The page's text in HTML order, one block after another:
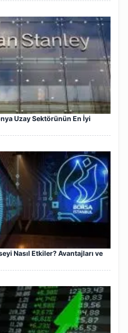
Uzay Sektörünün En İyi
Nasıl Etkiler? Avantajları ve